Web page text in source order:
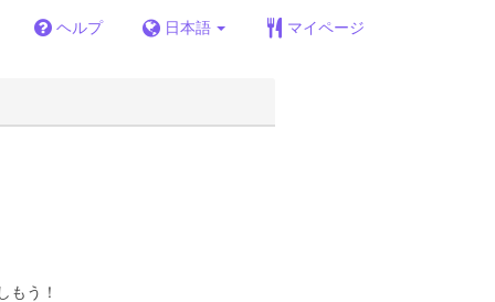
ヘルプ 日本語 マイページ
もう！